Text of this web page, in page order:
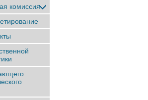
комиссия